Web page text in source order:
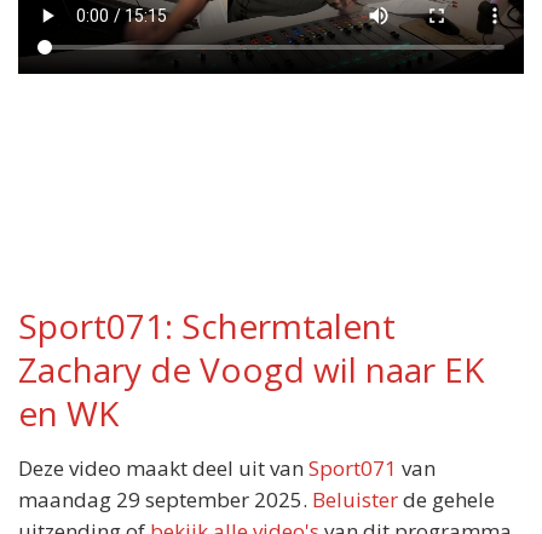
Sport071: Schermtalent
Zachary de Voogd wil naar EK
en WK
Deze video maakt deel uit van Sport071 van
maandag 29 september 2025. Beluisterde gehele